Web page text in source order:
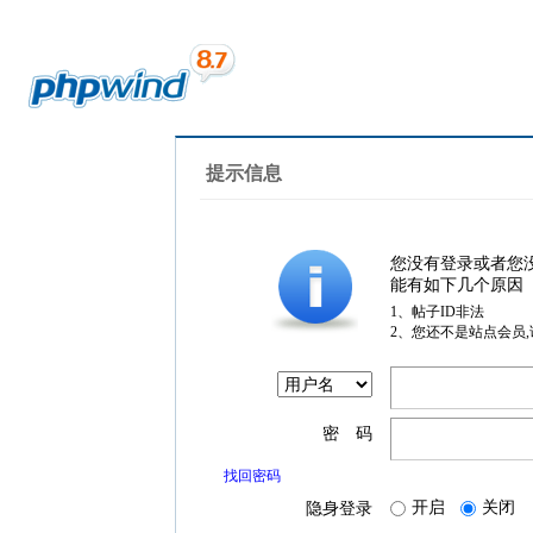
提示信息
您没有登录或者您
能有如下几个原因
1、帖子ID非法
2、您还不是站点会员
密 码
找回密码
隐身登录 开启 关闭